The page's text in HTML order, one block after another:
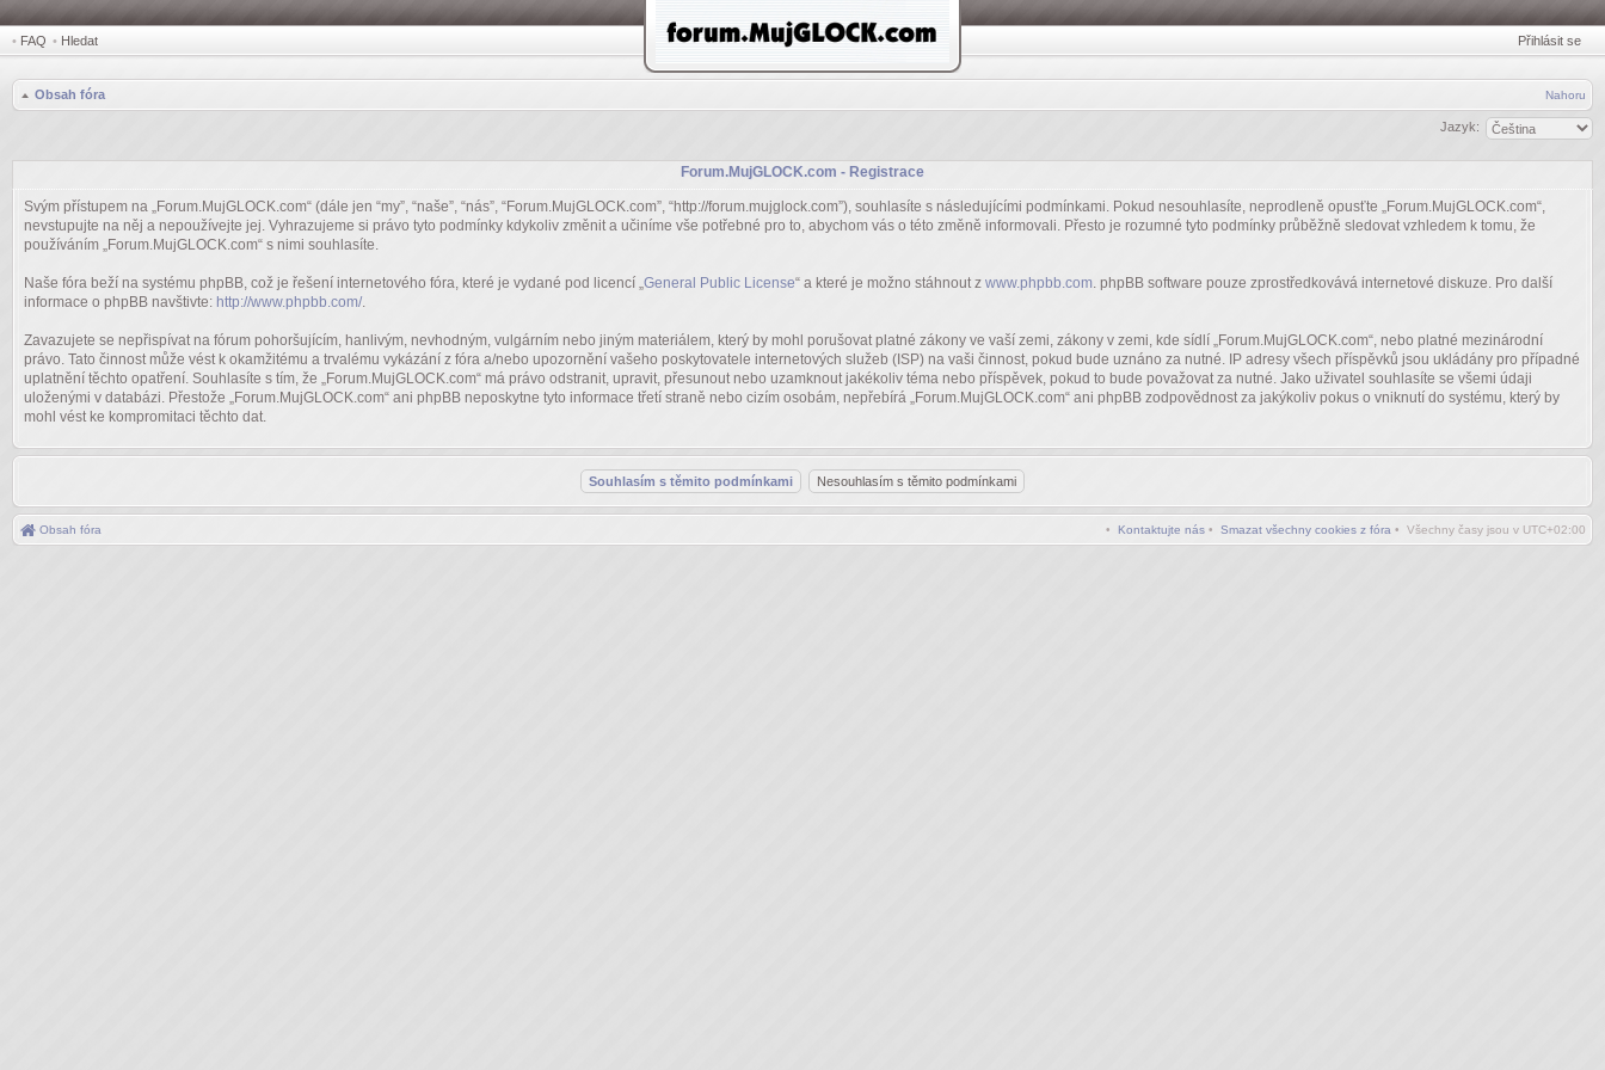
• FAQ • Hledat Přihlásit se
Obsah fóra Nahoru
Jazyk:
Forum.MujGLOCK.com - Registrace
Svým přístupem na „Forum.MujGLOCK.com“ (dále jen “my”, “naše”, “nás”, “Forum.MujGLOCK.com”, “http://forum.mujglock.com”), souhlasíte s následujícími podmínkami. Pokud nesouhlasíte, neprodleně opusťte „Forum.MujGLOCK.com“,
nevstupujte na něj a nepoužívejte jej. Vyhrazujeme si právo tyto podmínky kdykoliv změnit a učiníme vše potřebné pro to, abychom vás o této změně informovali. Přesto je rozumné tyto podmínky průběžně sledovat vzhledem k tomu, že
používáním „Forum.MujGLOCK.com“ s nimi souhlasíte.
Naše fóra beží na systému phpBB, což je řešení internetového fóra, které je vydané pod licencí „ General Public License“ a které je možno stáhnout z www.phpbb.com . phpBB software pouze zprostředkovává internetové diskuze. Pro další
informace o phpBB navštivte: http://www.phpbb.com/
Zavazujete se nepřispívat na fórum pohoršujícím, hanlivým, nevhodným, vulgárním nebo jiným materiálem, který by mohl porušovat platné zákony ve vaší zemi, zákony v zemi, kde sídlí „Forum.MujGLOCK.com“, nebo platné mezinárodní
právo. Tato činnost může vést k okamžitému a trvalému vykázání z fóra a/nebo upozornění vašeho poskytovatele internetových služeb (ISP) na vaši činnost, pokud bude uznáno za nutné. IP adresy všech příspěvků jsou ukládány pro případné
uplatnění těchto opatření. Souhlasíte s tím, že „Forum.MujGLOCK.com“ má právo odstranit, upravit, přesunout nebo uzamknout jakékoliv téma nebo příspěvek, pokud to bude považovat za nutné. Jako uživatel souhlasíte se všemi údaji
uloženými v databázi. Přestože „Forum.MujGLOCK.com“ ani phpBB neposkytne tyto informace třetí straně nebo cizím osobám, nepřebírá „Forum.MujGLOCK.com“ ani phpBB zodpovědnost za jakýkoliv pokus o vniknutí do systému, který by
mohl vést ke kompromitaci těchto dat.
Obsah fóra • Všechny časy jsou v UTC+02:00
• Smazat všechny cookies z fóra
• Kontaktujte nás